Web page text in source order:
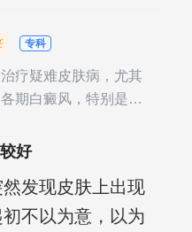
专科
疗疑难皮肤病，尤其
期白癜风，特别是对
医的辨证施治，理法
好
发现皮肤上出现
不以为意，以为